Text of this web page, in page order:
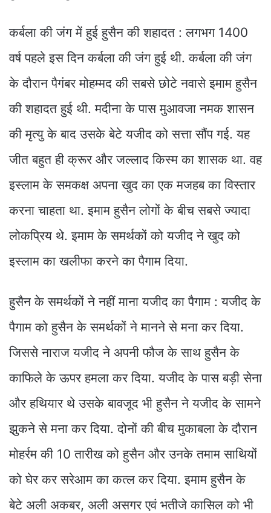
कर्बला की जंग में हुई हुसैन की शहादत : लगभग 1400
वर्ष पहले इस दिन कर्बला की जंग हुई थी. कर्बला की जंग
के दौरान पैगंबर मोहम्मद की सबसे छोटे नवासे इमाम हुसैन
की शहादत हुई थी. मदीना के पास मुआवजा नमक शासन
की मृत्यु के बाद उसके बेटे यजीद को सत्ता सौंप गई. यह
जीत बहुत ही क्रूर और जल्लाद किस्म का शासक था. वह
इस्लाम के समकक्ष अपना खुद का एक मजहब का विस्तार
करना चाहता था. इमाम हुसैन लोगों के बीच सबसे ज्यादा
लोकप्रिय थे. इमाम के समर्थकों को यजीद ने खुद को
इस्लाम का खलीफा करने का पैगाम दिया.
हुसैन के समर्थकों ने नहीं माना यजीद का पैगाम : यजीद के
पैगाम को हुसैन के समर्थकों ने मानने से मना कर दिया.
जिससे नाराज यजीद ने अपनी फौज के साथ हुसैन के
काफिले के ऊपर हमला कर दिया. यजीद के पास बड़ी सेना
और हथियार थे उसके बावजूद भी हुसैन ने यजीद के सामने
झुकने से मना कर दिया. दोनों की बीच मुकाबला के दौरान
मोहर्रम की 10 तारीख को हुसैन और उनके तमाम साथियों
को घेर कर सरेआम का कत्ल कर दिया. इमाम हुसैन के
बेटे अली अकबर, अली असगर एवं भतीजे कासिल को भी